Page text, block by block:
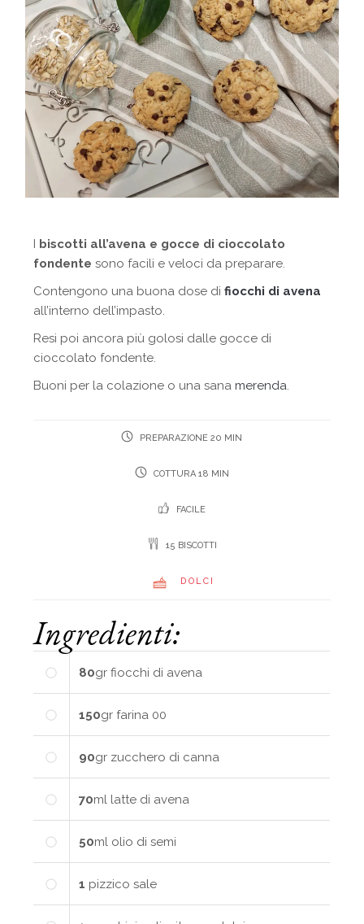
I biscotti all’avena e gocce di cioccolato
fondente sono facili e veloci da preparare.
Contengono una buona dose difiocchi di avena
all’interno dell’impasto.
Resi poi ancora più golosi dalle gocce di
cioccolato fondente.
Buoni per la colazione o una sana merenda.
PREPARAZIONE 20 MIN
COTTURA 18 MIN
FACILE
15 BISCOTTI
DOLCI
Ingredienti:
80gr fiocchi di avena
150gr farina 00
90gr zucchero di canna
70ml latte di avena
50ml olio di semi
1 pizzico sale